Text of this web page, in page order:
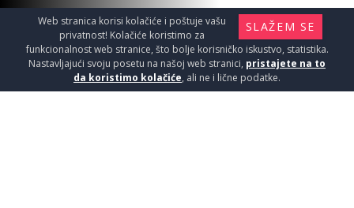
SLAŽEM SE
Web stranica korisi kolačiće i poštuje vašu
privatnost! Kolačiće koristimo za
funkcionalnost web stranice, što bolje korisničko iskustvo, statistika.
Nastavljajući svoju posetu na našoj web stranici, pristajete na to
da koristimo kolačiće, ali ne i lične podatke.